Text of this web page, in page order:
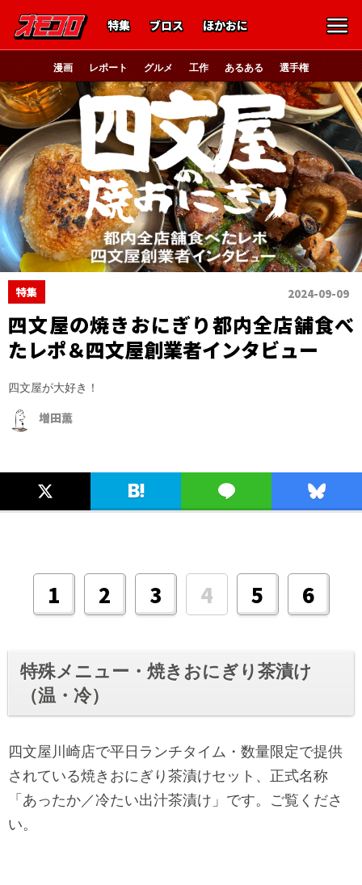
特集 ブロス ほかおに
漫画 レポート グルメ 工作 あるある 選手権
特集 2024-09-09
四文屋の焼きおにぎり都内全店舗食べ
たレポ＆四文屋創業者インタビュー
四文屋が大好き！
増田薫
1 2 3 4 5 6
特殊メニュー・焼きおにぎり茶漬け
（温・冷）
四文屋川崎店で平日ランチタイム・数量限定で提供
されている焼きおにぎり茶漬けセット、正式名称
「あったか／冷たい出汁茶漬け」です。ご覧くださ
い。